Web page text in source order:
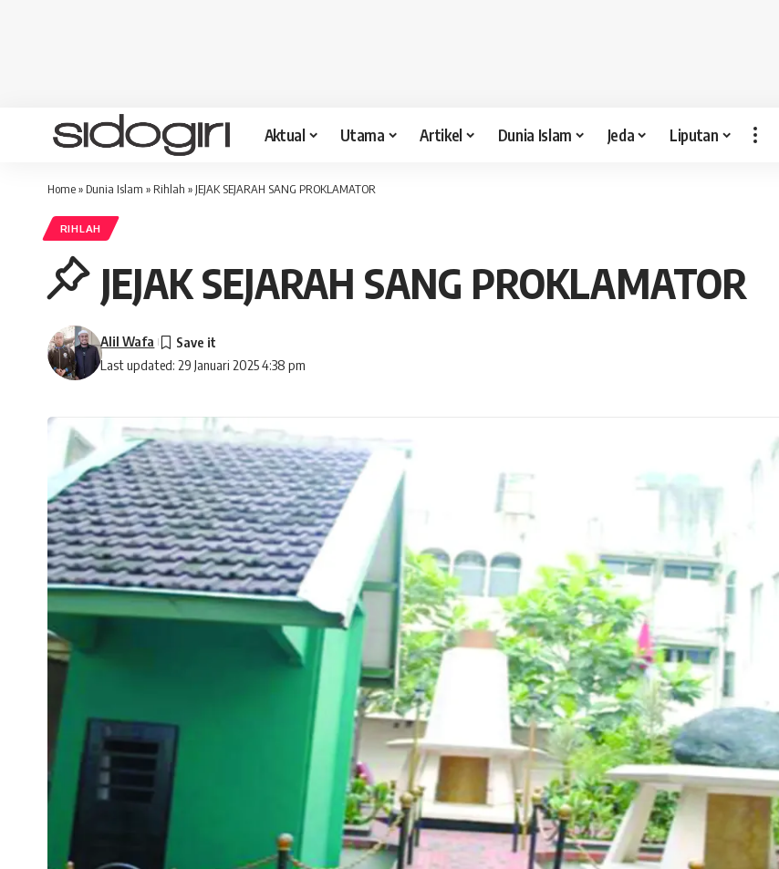
Aktual Utama Artikel Dunia Islam Jeda Liputan
Home» Dunia Islam » Rihlah » JEJAK SEJARAH SANG PROKLAMATOR
RIHLAH
JEJAK SEJARAH SANG PROKLAMATOR
Last updated: 29 Januari 2025 4:38 pm
Alil Wafa